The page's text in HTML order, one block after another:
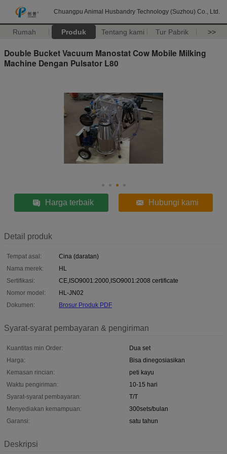
Chuangpu Animal Husbandry Technology (Suzhou) Co., Ltd.
Rumah Produk Tentang kami Tur Pabrik >>
Double Bucket Vacuum Manostat Cow Mobile Milking
Machine Dengan Pulsator L80
Harga terbaik Hubungi kami
Detail produk
Tempat asal:
Cina (daratan)
Nama merek:
HL
Sertifikasi:
CE,ISO9001:2000,ISO9001:2008 certificate
Nomor model:
HL-JN02
Dokumen:
Brosur Produk PDF
Syarat-syarat pembayaran & pengiriman
Kuantitas min Order:
Dua set
Harga:
Bisa dinegosiasikan
Kemasan rincian:
peti kayu
Waktu pengiriman:
10-15 hari
Syarat-syarat pembayaran:
T/T
Menyediakan kemampuan:
300sets/bulan
Garansi:
satu tahun
Deskripsi